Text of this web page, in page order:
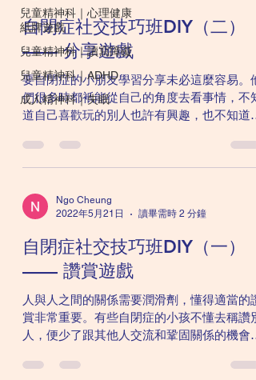
兒童精神科｜心理健康
紙牌遊戲
兒童精神科｜讀寫障礙
兒童精神科｜ADHD
成人精神科｜失眠
自閉症社交技巧班DIY（二）
—— 分享遊戲
要自閉症的小朋友學習分享未必這麼容易。他
們很多時都衹能從自己的角度去看事情，不知
道自己喜歡玩的別人也許有興趣，也不知道分
絡的家長會相約一起讓小朋友玩耍，順道訓練
社交技巧。自閉症孩子跟其他孩子玩耍的時
Ngo Cheung
2022年5月21日
讀畢需時 2 分鐘
自閉症社交技巧班DIY（一）
—— 讚賞遊戲
人與人之間的關係需要潤滑劑，懂得適當的讚
賞非常重要。有些自閉症的小孩不懂去稱讚別
人，便少了跟其他人交流和鞏固關係的機會。
不懂稱讚別人的技巧，結果弄巧成拙，稱讚別